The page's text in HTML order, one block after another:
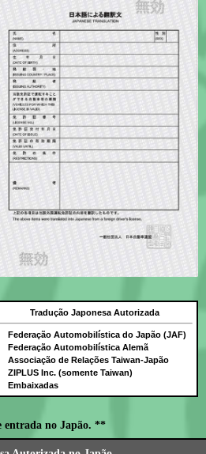
Tradução Japonesa Autorizada
Federação Automobilística do Japão (JAF)
Federação Automobilística Alemã
Associação de Relações Taiwan-Japão
ZIPLUS Inc. (somente Taiwan)
Embaixadas
entrada no Japão. **